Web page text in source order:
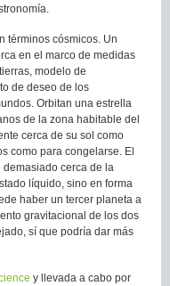
términos cósmicos. Un
en el marco de medidas
modelo de
de deseo de los
Orbitan una estrella
de la zona habitable del
cerca de su sol como
como para congelarse. El
cerca de la
líquido, sino en forma
haber un tercer planeta a
gravitacional de los dos
sí que podría dar más
y llevada a cabo por